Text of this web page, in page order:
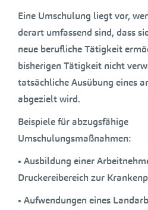
Eine Umschulung liegt vor,
derart umfassend sind, dass
neue berufliche Tätigkeit
bisherigen Tätigkeit nicht
tatsächliche Ausübung eines
abgezielt wird.
Beispiele für abzugsfähige
Umschulungsmaßnahmen:
• Ausbildung einer
Druckereibereich zur
• Aufwendungen eines